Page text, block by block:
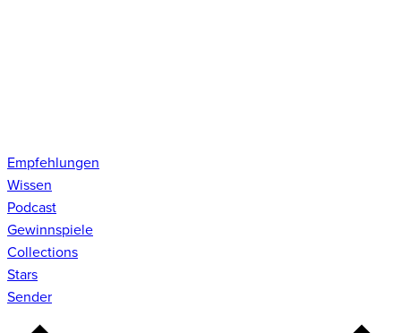
Empfehlungen
Wissen
Podcast
Gewinnspiele
Collections
Stars
Sender